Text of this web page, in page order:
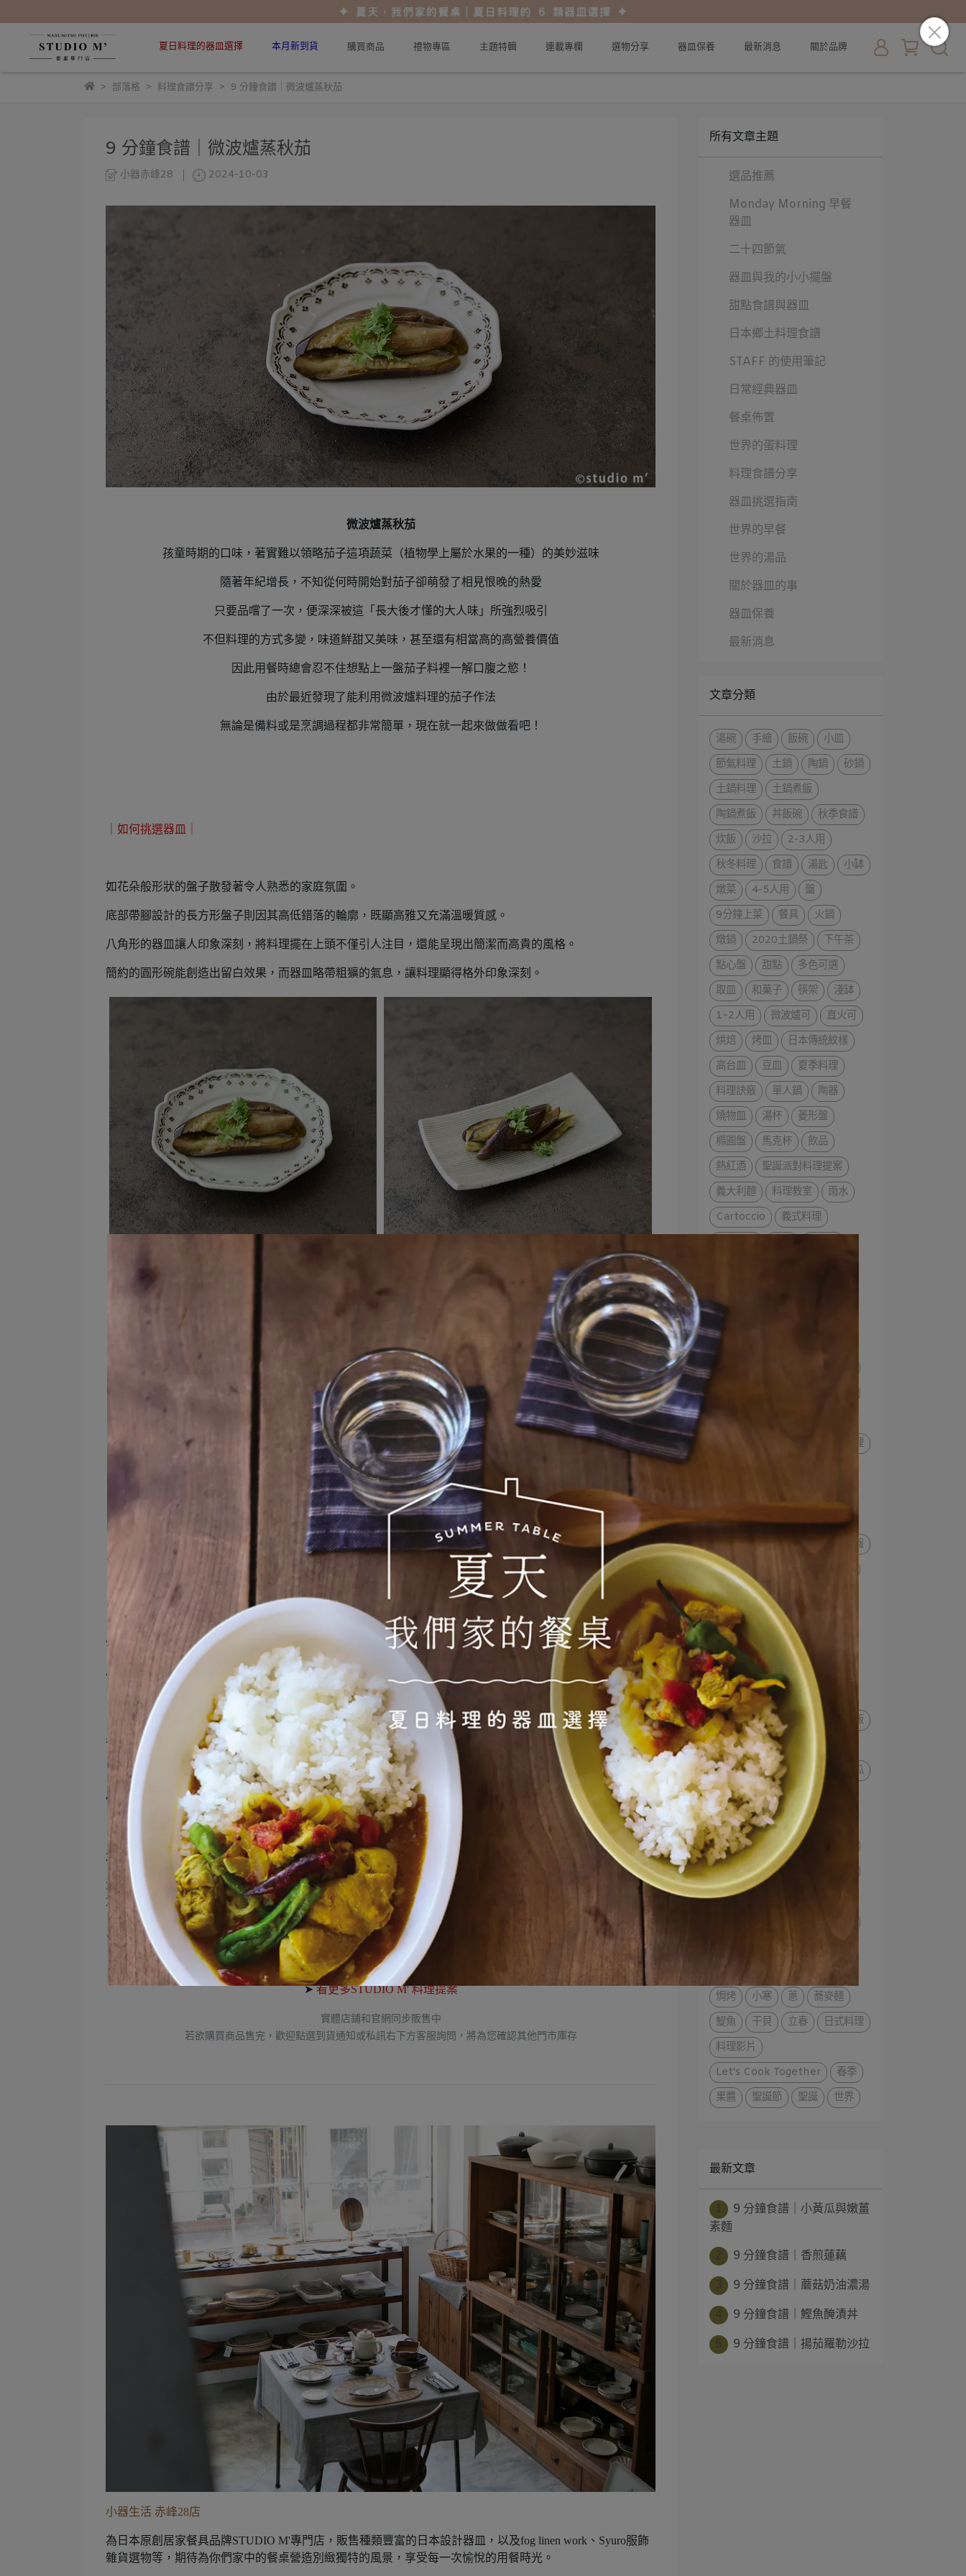
夏日料理的器皿選擇 本月新到貨 購買商品 禮物專區 主題特輯 連載專欄 選物分享 器皿保養 最新消息 關於品牌
部落格 料理食譜分享 9 分鐘食譜｜微波爐蒸秋茄
9 分鐘食譜｜微波爐蒸秋茄
小器赤峰28 2024-10-03
微波爐蒸秋茄
孩童時期的口味，著實難以領略茄子這項蔬菜（植物學上屬於水果的一種）的美妙滋味
隨著年紀增長，不知從何時開始對茄子卻萌發了相見恨晚的熱愛
只要品嚐了一次，便深深被這「長大後才懂的大人味」所強烈吸引
不但料理的方式多變，味道鮮甜又美味，甚至還有相當高的高營養價值
因此用餐時總會忍不住想點上一盤茄子料裡一解口腹之慾！
由於最近發現了能利用微波爐料理的茄子作法
無論是備料或是烹調過程都非常簡單，現在就一起來做做看吧！
｜如何挑選器皿｜
如花朵般形狀的盤子散發著令人熟悉的家庭氛圍。
底部帶腳設計的長方形盤子則因其高低錯落的輪廓，既顯高雅又充滿溫暖質感。
八角形的器皿讓人印象深刻，將料理擺在上頭不僅引人注目，還能呈現出簡潔而高貴的風格。
簡約的圓形碗能創造出留白效果，而器皿略帶粗獷的氣息，讓料理顯得格外印象深刻。
Kashiwade 6寸燒物皿
Traiteur 法式佐菜盤 S Jupiter 朱比特盤 16.5cm
｜食譜｜
食材（2人份）
小茄子 2 根
＊醋 1 大匙
＊醬油 1 大匙
＊芝麻油 1 小匙
香菜 適量
作法
1. 將茄子的蒂頭切掉，排放在耐熱盤中，並將標示有 ＊ 符號的調味料混合均勻備用。
2. 用保鮮膜輕覆茄子，並在微波爐中加熱 3-4 分鐘。
3. 將加熱後的茄子手撕成條狀，擺放在盤中，淋上混合好的調味料（步驟 1），再撒上適量香菜作為裝飾便大
功告成！
➤看更多STUDIO M' 料理提案
實體店鋪和官網同步販售中
若欲購買商品售完，歡迎點選到貨通知或私訊右下方客服詢問 ，將為您確認其他門市庫存
小器生活 赤峰28店
為日本原創居家餐具品牌STUDIO M'專門店，販售種類豐富的日本設計器皿，以及​fog linen work、Syuro服飾
雜貨選​物等，期待為你們家中的餐桌營造別緻獨特的風景，享受每一次愉悅的用餐時光。​
所有文章主題
選品推薦
Monday Morning 早餐
器皿
二十四節氣
器皿與我的小小擺盤
甜點食譜與器皿
日本鄉土料理食譜
STAFF 的使用筆記
日常經典器皿
餐桌佈置
世界的蛋料理
料理食譜分享
器皿挑選指南
世界的早餐
世界的湯品
關於器皿的事
器皿保養
最新消息
文章分類
湯碗 手繪 飯碗
小皿
節氣料理
土鍋 陶鍋
砂鍋
土鍋料理
土鍋煮飯
陶鍋煮飯
丼飯碗
秋季食譜
炊飯
沙拉
2-3人用
秋冬料理
食譜 湯匙
小缽
燉菜
4-5人用
盤
9分鐘上菜
餐具
火鍋
燉鍋
2020土鍋祭
下午茶
點心盤
甜點
多色可選
取皿
和菓子 筷架
淺缽
1~2人用
微波爐可
直火可
烘焙
烤皿
日本傳統紋樣
高台皿
豆皿
夏季料理
料理訣竅
單人鍋
陶器
燒物皿
湯杯
菱形盤
橢圓盤
馬克杯
飲品
熱紅酒
聖誕派對料理提案
義大利麵
料理教室
雨水
Cartoccio
義式料理
洋蔥
義大利料理
單盤料理
魚料理
漁夫料理
沙拉盤
青蒜 茄子
配菜盤
高湯
冷飲
薑
布丁
葛粉 牛奶
傳統甜點
紅豆
冰淇淋杯
豬口杯
苦瓜
高麗菜
溫沙拉
沙丁魚
甜椒 沙拉缽
丼飯
小暑
大暑
山苦瓜
沙拉碗 涼麵
南瓜
湯
拌麵 深盤
漬物
方盤
莎莎醬
玉米餅
墨西哥
立秋 淺鍋
羅勒
白露
蓮藕
焗烤
小寒 蔥
蕎麥麵
鯷魚
干貝 立春
日式料理
料理影片
Let's Cook Together
春季
果醬
聖誕節 聖誕 世界
最新文章
9 分鐘食譜｜小黃瓜與嫩薑
素麵
9 分鐘食譜｜香煎蓮藕
9 分鐘食譜｜蘑菇奶油濃湯
9 分鐘食譜｜鰹魚醃漬丼
9 分鐘食譜｜揚茄羅勒沙拉